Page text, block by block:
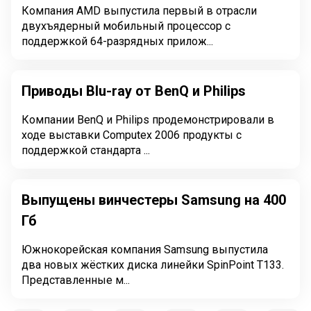
Компания AMD выпустила первый в отрасли
двухъядерный мобильный процессор с
поддержкой 64-разрядных прилож...
Приводы Blu-ray от BenQ и Philips
Компании BenQ и Philips продемонстрировали в
ходе выставки Computex 2006 продукты с
поддержкой стандарта ...
Выпущены винчестеры Samsung на 400
Гб
Южнокорейская компания Samsung выпустила
два новых жёстких диска линейки SpinPoint T133.
Представленные м...